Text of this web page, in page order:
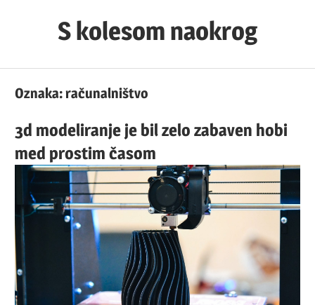
S kolesom naokrog
Oznaka:računalništvo
3d modeliranje je bil zelo zabaven hobi
med prostim časom